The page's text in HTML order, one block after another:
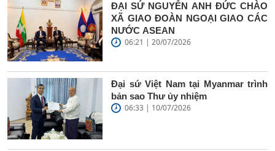
ĐẠI SỨ NGUYỄN ANH ĐỨC CHÀO
XÃ GIAO ĐOÀN NGOẠI GIAO CÁC
NƯỚC ASEAN
06:21 | 20/07/2026
Đại sứ Việt Nam tại Myanmar trình
bản sao Thư ủy nhiệm
06:33 | 10/07/2026